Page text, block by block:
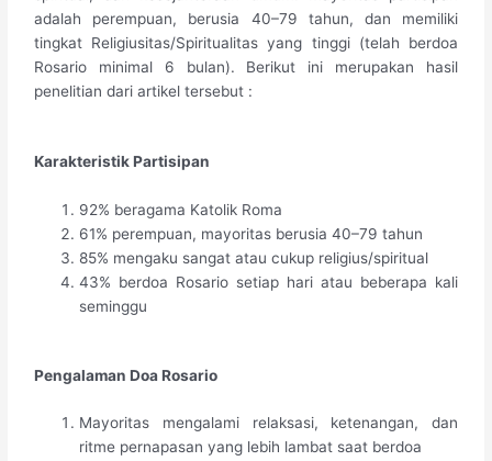
adalah perempuan, berusia 40–79 tahun, dan memiliki
tingkat Religiusitas/Spiritualitas yang tinggi (telah berdoa
Rosario minimal 6 bulan). Berikut ini merupakan hasil
penelitian dari artikel tersebut :
Karakteristik Partisipan
92% beragama Katolik Roma
61% perempuan, mayoritas berusia 40–79 tahun
85% mengaku sangat atau cukup religius/spiritual
43% berdoa Rosario setiap hari atau beberapa kali
seminggu
Pengalaman Doa Rosario
Mayoritas mengalami relaksasi, ketenangan, dan
ritme pernapasan yang lebih lambat saat berdoa